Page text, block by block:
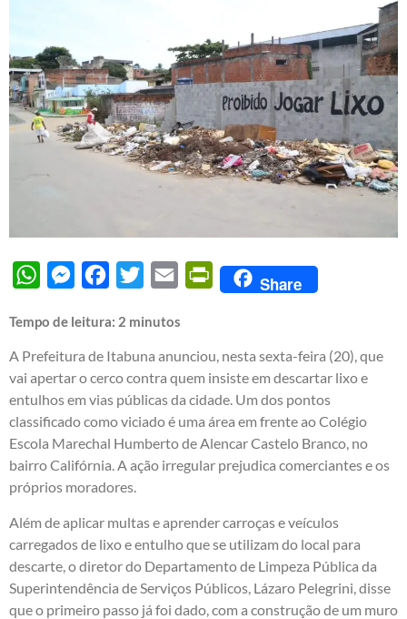
WhatsAppMessengerFacebook
Twitter Email PrintFriendly
Share
Tempo de leitura: 2 minutos
A Prefeitura de Itabuna anunciou, nesta sexta-feira (20), que
vai apertar o cerco contra quem insiste em descartar lixo e
entulhos em vias públicas da cidade. Um dos pontos
classificado como viciado é uma área em frente ao Colégio
Escola Marechal Humberto de Alencar Castelo Branco, no
bairro Califórnia. A ação irregular prejudica comerciantes e os
próprios moradores.
Além de aplicar multas e aprender carroças e veículos
carregados de lixo e entulho que se utilizam do local para
descarte, o diretor do Departamento de Limpeza Pública da
Superintendência de Serviços Públicos, Lázaro Pelegrini, disse
que o primeiro passo já foi dado, com a construção de um muro